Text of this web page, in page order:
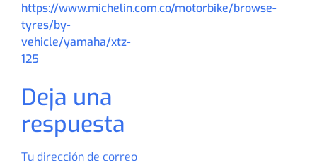
Deja una
respuesta
Tu dirección de correo
https://www.michelin.com.co/motorbike/browse-
tyres/by-
vehicle/yamaha/xtz-
125